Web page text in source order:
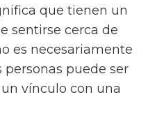
que tienen un
sentirse cerca de
es necesariamente
puede ser
vínculo con una